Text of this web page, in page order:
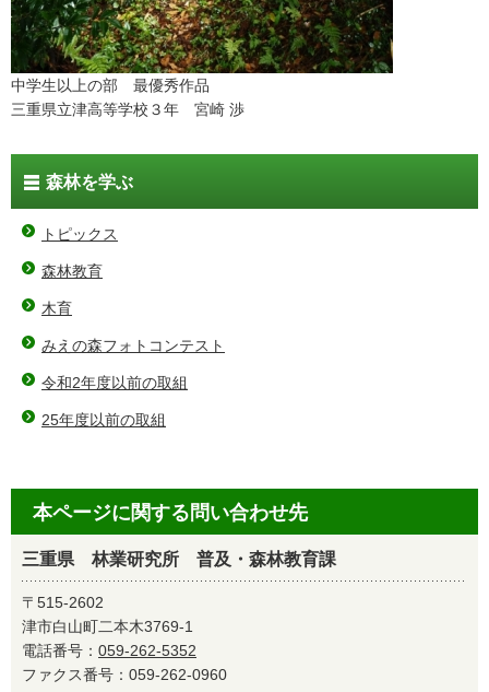
中学生以上の部 最優秀作品
三重県立津高等学校３年 宮崎 渉
森林を学ぶ
トピックス
森林教育
木育
みえの森フォトコンテスト
令和2年度以前の取組
25年度以前の取組
本ページに関する問い合わせ先
三重県 林業研究所 普及・森林教育課
〒515-2602
津市白山町二本木3769-1
電話番号： 059-262-5352
ファクス番号：059-262-0960